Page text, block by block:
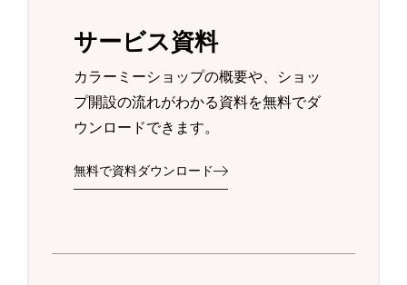
サービス資料
カラーミーショップの概要や、ショッ
プ開設の流れがわかる資料を無料でダ
ウンロードできます。
無料で資料ダウンロード